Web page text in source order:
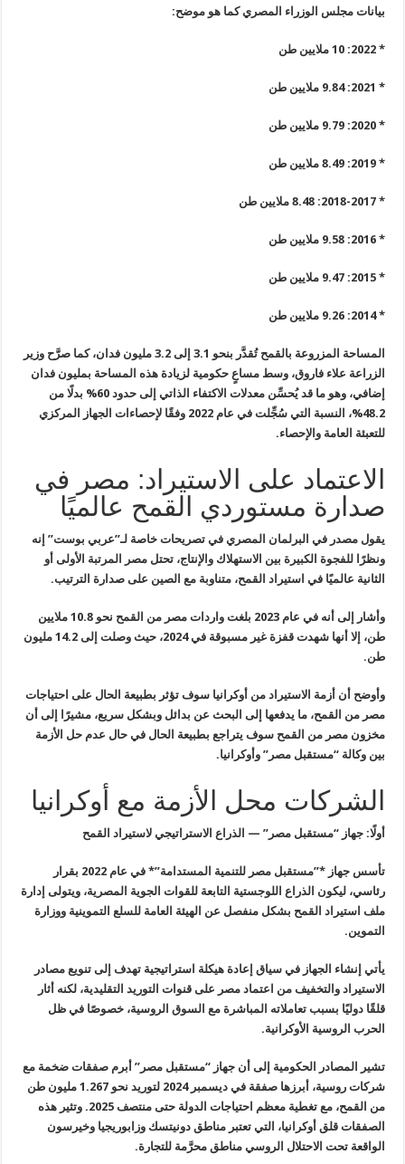
بيانات مجلس الوزراء المصري كما هو موضح:
* 2022: 10 ملايين طن
* 2021: 9.84 ملايين طن
* 2020: 9.79 ملايين طن
* 2019: 8.49 ملايين طن
* 2018-2017: 8.48 ملايين طن
* 2016: 9.58 ملايين طن
* 2015: 9.47 ملايين طن
* 2014: 9.26 ملايين طن
المساحة المزروعة بالقمح تُقدَّر بنحو 3.1 إلى 3.2 مليون فدان، كما
صرَّح وزير
الزراعة علاء فاروق، وسط مساعٍ حكومية لزيادة هذه المساحة بمليون فدان
إضافي، وهو ما قد يُحسِّن معدلات الاكتفاء الذاتي إلى حدود 60
% بدلًا من
48.2%، النسبة التي سُجِّلت في عام 2022 وفقًا لإحصاءات الجهاز
المركزي
للتعبئة العامة والإحصاء.
الاعتماد على الاستيراد: مصر في
صدارة مستوردي القمح عالميًا
يقول مصدر في البرلمان المصري في تصريحات خاصة لـ”عربي بوست” إنه
ونظرًا
للفجوة الكبيرة بين الاستهلاك والإنتاج، تحتل مصر المرتبة الأولى أو
الثانية عالميًا في استيراد القمح، متناوبة مع الصين على صدارة الترتيب.
وأشار إلى أنه في عام 2023 بلغت واردات مصر من القمح نحو 10.8 ملايين
طن، إلا أنها شهدت قفزة غير مسبوقة في 2024، حيث وصلت إلى 14.2 مليون
طن.
وأوضح أن أزمة الاستيراد من أوكرانيا سوف تؤثر بطبيعة الحال على احتياجات
مصر من القمح، ما يدفعها إلى البحث عن بدائل وبشكل سريع، مشيرًا
إلى أن
مخزون مصر من القمح سوف يتراجع بطبيعة الحال في حال عدم حل الأزمة
بين وكالة “مستقبل مصر” وأوكرانيا.
الشركات محل الأزمة مع أوكرانيا
أولًا: جهاز “مستقبل مصر” — الذراع الاستراتيجي لاستيراد القمح
تأسس جهاز *”مستقبل مصر للتنمية المستدامة”* في عام 2022 بقرار
رئاسي، ليكون الذراع اللوجستية التابعة للقوات الجوية المصرية، ويتولى إدارة
ملف استيراد القمح بشكل منفصل عن الهيئة العامة للسلع التموينية ووزارة
التموين.
يأتي إنشاء الجهاز في سياق إعادة هيكلة استراتيجية تهدف إلى تنويع مصادر
الاستيراد والتخفيف من اعتماد مصر على قنوات التوريد التقليدية، لكنه أثار
قلقًا دوليًا بسبب تعاملاته المباشرة مع السوق الروسية، خصوصًا في ظل
الحرب الروسية الأوكرانية.
تشير المصادر الحكومية إلى أن جهاز “مستقبل مصر” أبرم صفقات ضخمة مع
شركات روسية، أبرزها صفقة في ديسمبر 2024 لتوريد نحو 1.267 مليون طن
من
القمح، مع تغطية معظم احتياجات الدولة حتى منتصف 2025. وتثير هذه
الصفقات قلق أوكرانيا، التي تعتبر مناطق دونيتسك وزابوريجيا وخيرسون
الواقعة تحت الاحتلال الروسي مناطق محرَّمة للتجارة.